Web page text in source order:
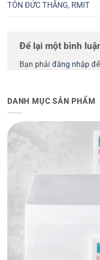
TÔN ĐỨC THẮNG, RMIT
Để lại một bình
Bạn phải đăng nhập
DANH MỤC SẢN PHẨM